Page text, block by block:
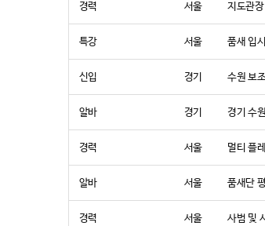
경력 서울 지도관
특강 서울 품새 입
신입 경기 수원 보
알바 경기 경기 수
경력 서울 멀티 플
알바 서울 품새단
경력 서울 사범 및